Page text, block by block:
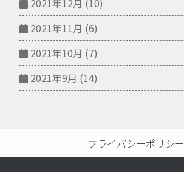
2021年12月 (10)
2021年11月 (6)
2021年10月 (7)
2021年9月 (14)
プライバシーポリシー